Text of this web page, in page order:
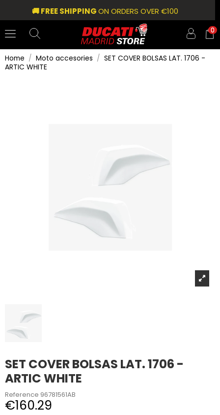
🚚 FREE SHIPPINGON ORDERS OVER €100
0
Home Moto accesories
SET COVER BOLSAS LAT. 1706 -
ARTIC WHITE
SET COVER BOLSAS LAT. 1706 -
ARTIC WHITE
Reference 96781561AB
€160.29